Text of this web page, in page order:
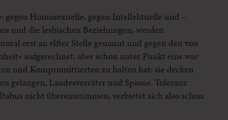
Homosexuelle, gegen Intellektuelle und –
und die lesbischen Beziehungen, werden
erst an elfter Stelle genannt und gegen den von
aufgerechnet, aber schon unter Punkt eins war
und Kompromittierten zu halten hat: sie decken
gelangen, Landesverräter und Spione. Toleranz
nicht übereinstimmen, verbietet sich also schon